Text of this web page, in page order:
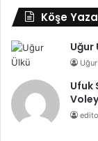
Köşe
Uğur
Ufuk